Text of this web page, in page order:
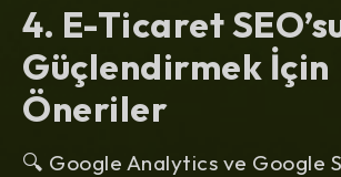
4. E-Ticaret
Güçlendirmek İçin
Öneriler
🔍 Google Analytics ve Google